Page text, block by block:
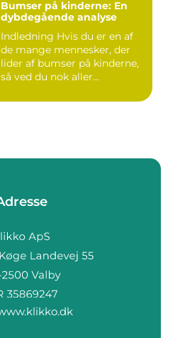
Bumser på kinderne: En
dybdegående analyse
Indledning Hvis du er en af
de mange mennesker, der
lider af bumser på kinderne,
så ved du nok aller...